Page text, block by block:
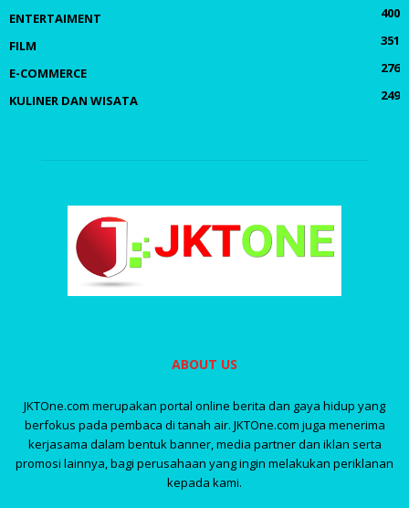
ENTERTAIMENT
400
FILM
351
E-COMMERCE
276
KULINER DAN WISATA
249
ABOUT US
JKTOne.com merupakan portal online berita dan gaya hidup yang
berfokus pada pembaca di tanah air. JKTOne.com juga menerima
kerjasama dalam bentuk banner, media partner dan iklan serta
promosi lainnya, bagi perusahaan yang ingin melakukan periklanan
kepada kami.